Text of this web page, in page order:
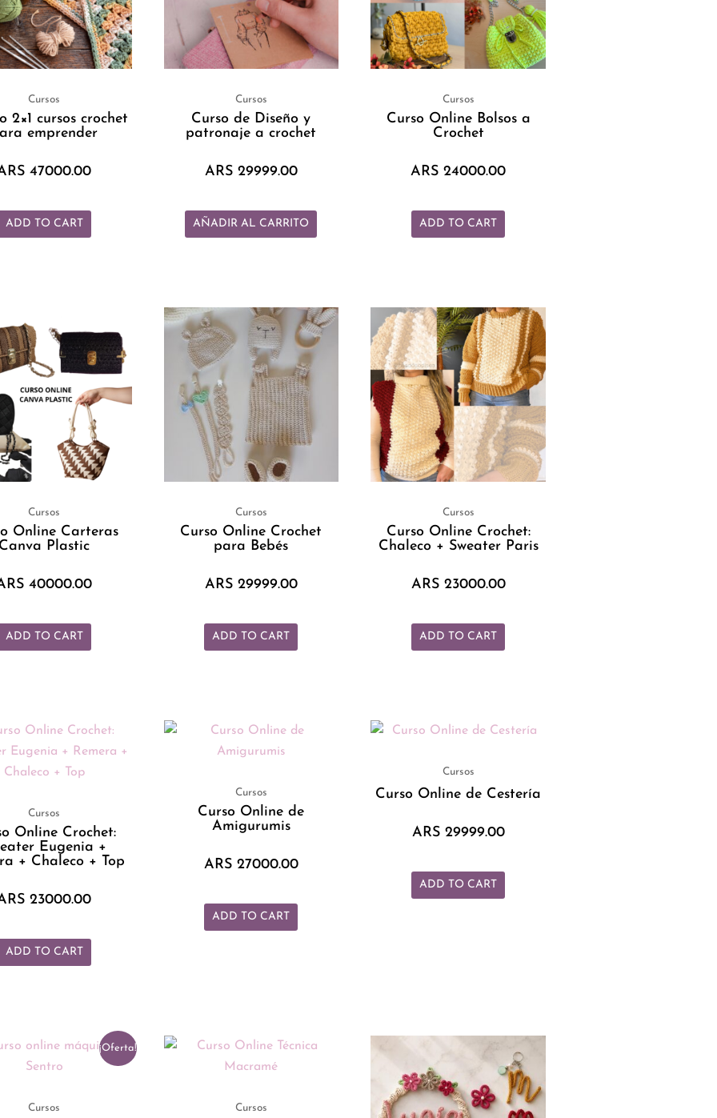
Cursos
2×1 cursos crochet
emprender
47000.00
ADD TO CART
Cursos
Curso de Diseño y
patronaje a crochet
ARS29999.00
AÑADIR AL CARRITO
Cursos
Curso Online Bolsos a
Crochet
ARS 24000.00
ADD TO CART
Cursos
Online Carteras
Plastic
40000.00
ADD TO CART
Cursos
Curso Online Crochet
para Bebés
ARS29999.00
ADD TO CART
Cursos
Curso Online Crochet:
Chaleco + Sweater Paris
ARS23000.00
ADD TO CART
Cursos
Online Crochet:
Eugenia +
+ Chaleco + Top
23000.00
ADD TO CART
Cursos
Curso Online de
Amigurumis
ARS27000.00
ADD TO CART
Cursos
Curso Online de Cestería
ARS29999.00
ADD TO CART
¡Oferta!
Cursos
El
precio
original
El
precio
actual
Cursos